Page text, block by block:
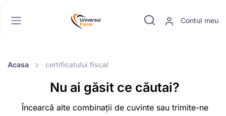
Contul meu
Acasa certificatului fiscal
Nu ai găsit ce căutai?
Încearcă alte combinații de cuvinte sau trimite-ne